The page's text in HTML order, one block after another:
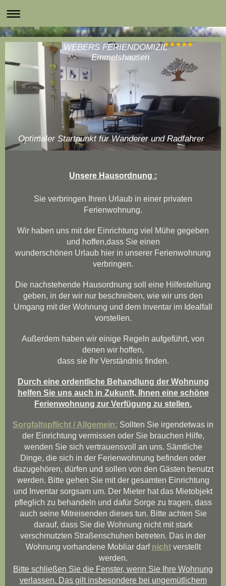
WEBERS FERIENDOMIZIL
Emmelshausen
Optimaler Startpunkt für Wanderer und Radfahrer
.
Unsere Hausordnung :
Sie verbringen Ihren Urlaub in einer privaten
Ferienwohnung.
Wir haben uns mit der Einrichtung viel Mühe gegeben
und hoffen,dass Sie einen
wunderschönen Urlaub hier in unserer Ferienwohnung
verbringen.
Die nachstehende Hausordnung soll eine Hilfestellung
geben, in der wir nur beschreiben, wie wir uns den
Umgang mit der Wohnung und dem Inventar im Idealfall
vorstellen.
Außerdem haben wir einige Regeln aufgeführt, von
denen wir hoffen,
dass sie Ihr Verständnis finden.
Durch eine ordentliche Behandlung der Wohnung
helfen Sie uns auch in Zukunft, Ihnen eine schöne
Ferienwohnung zur Verfügung zu stellen.
Sorgfaltspflicht / Allgemein: Sollten Sie irgendetwas in
der Einrichtung vermissen oder Sie brauchen Hilfe,
wenden Sie sich vertrauensvoll an uns. Sämtliche
Dinge, die sich in der Ferienwohnung befinden oder
dazugehören, dürfen und sollen von den Gästen benutzt
werden. Bitte gehen Sie mit der gesamten Einrichtung
und Inventar sorgsam um. Der Mieter hat das Mietobjekt
pfleglich zu behandeln und dafür Sorge zu tragen, dass
auch seine Mitreisenden dieses tun. Bitte achten Sie
darauf, dass Sie die Wohnung nicht mit stark
verschmutzten Straßenschuhen betreten. Das in der
Wohnung vorhandene Mobliar darf nichtverstellt
werden.
Bitte schließen Sie die Fenster, wenn Sie Ihre Wohnung
verlassen. Das gilt insbesondere bei ungemütlichem